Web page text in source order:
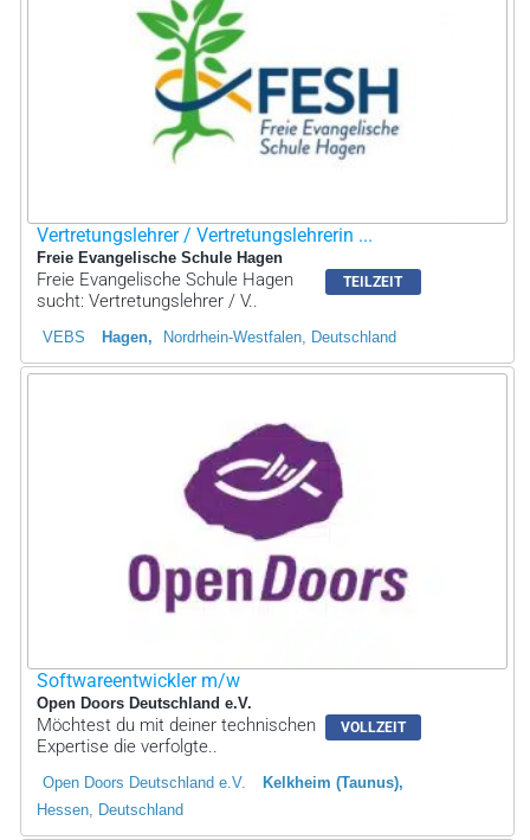
Vertretungslehrer / Vertretungslehrerin ...
Freie Evangelische Schule Hagen
TEILZEIT
Freie Evangelische Schule Hagen
sucht: Vertretungslehrer / V..
VEBS Hagen Nordrhein-Westfalen, Deutschland
Softwareentwickler m/w
Open Doors Deutschland e.V.
VOLLZEIT
Möchtest du mit deiner technischen
Expertise die verfolgte..
Open Doors Deutschland e.V.
Kelkheim (Taunus)
Hessen, Deutschland